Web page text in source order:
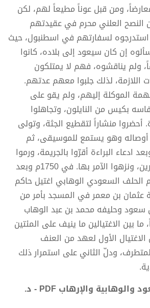
ومن قبل عوناً مطيعاً لهم، لكن
النصح العلني محرم في عقيدتهم
استدرجوه لسفارتهم في اسطنبول، حيث
إن كان سيعود إلى بلاده، كانوا
ولم يناقشوه، فهم لا يمتلكون
اللازمة، لذلك جلبوا معهم عدتهم.
الموكلة إليهم، ولم يقو على
بكيس من النايلون، وتجاهلوا
أحضروا منشاراً لتقطيع الجثة، وتولى
وهو يستمع للموسيقى، ثم
ادعاء البراءة أقرّوا بالجريمة، ورموا
بها المنفذين المأمورين، ونزهوا الآمر بها. في 1750م وبعد
الحلف السعودي الوهابي اغتيل حاكم
عثمان بن معمر في المسجد بأمر من
سعود وحليفه محمد بن عبد الوهاب
ما بين الاغتيالين ما ينيف على المئتين
الأول لعهد من العنف
ودلّ الثاني على استمرار ذلك
تحميل كتاب آل سعود والوهابية والإرهاب PDF - د.